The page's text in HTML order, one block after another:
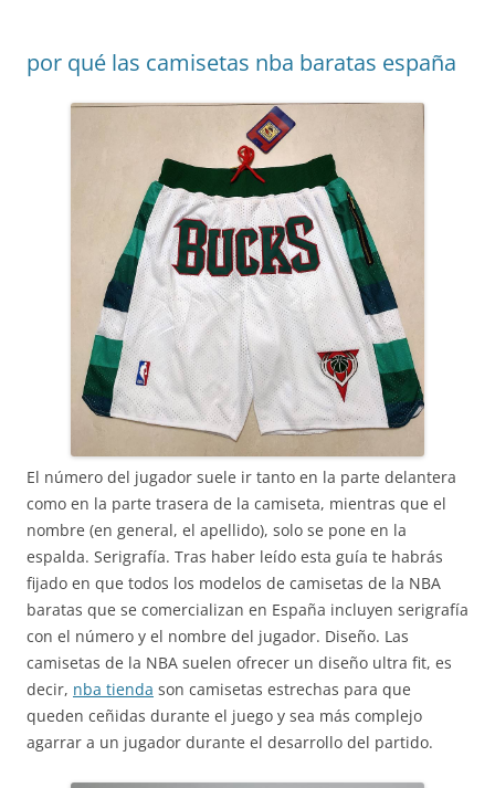
por qué las camisetas nba baratas españa
El número del jugador suele ir tanto en la parte delantera
como en la parte trasera de la camiseta, mientras que el
nombre (en general, el apellido), solo se pone en la
espalda. Serigrafía. Tras haber leído esta guía te habrás
fijado en que todos los modelos de camisetas de la NBA
baratas que se comercializan en España incluyen serigrafía
con el número y el nombre del jugador. Diseño. Las
camisetas de la NBA suelen ofrecer un diseño ultra fit, es
decir, nba tienda son camisetas estrechas para que
queden ceñidas durante el juego y sea más complejo
agarrar a un jugador durante el desarrollo del partido.